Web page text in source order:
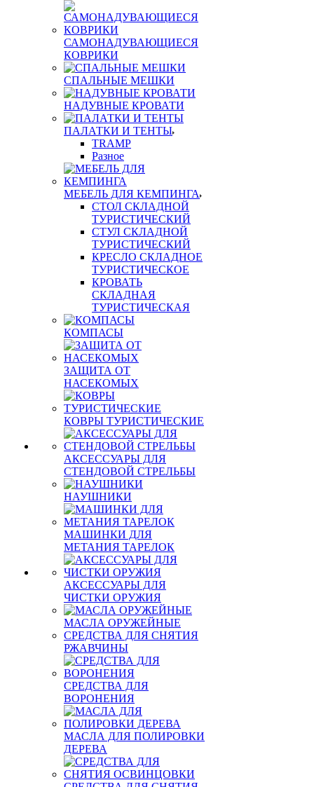
САМОНАДУВАЮЩИЕСЯ
КОВРИКИ
СПАЛЬНЫЕ МЕШКИ
НАДУВНЫЕ КРОВАТИ
ПАЛАТКИ И ТЕНТЫ
TRAMP
Разное
МЕБЕЛЬ ДЛЯ КЕМПИНГА
СТОЛ СКЛАДНОЙ
ТУРИСТИЧЕСКИЙ
СТУЛ СКЛАДНОЙ
ТУРИСТИЧЕСКИЙ
КРЕСЛО СКЛАДНОЕ
ТУРИСТИЧЕСКОЕ
КРОВАТЬ
СКЛАДНАЯ
ТУРИСТИЧЕСКАЯ
КОМПАСЫ
ЗАЩИТА ОТ
НАСЕКОМЫХ
КОВРЫ ТУРИСТИЧЕСКИЕ
АКСЕССУАРЫ ДЛЯ
СТЕНДОВОЙ СТРЕЛЬБЫ
НАУШНИКИ
МАШИНКИ ДЛЯ
МЕТАНИЯ ТАРЕЛОК
АКСЕССУАРЫ ДЛЯ
ЧИСТКИ ОРУЖИЯ
МАСЛА ОРУЖЕЙНЫЕ
СРЕДСТВА ДЛЯ СНЯТИЯ
РЖАВЧИНЫ
СРЕДСТВА ДЛЯ
ВОРОНЕНИЯ
МАСЛА ДЛЯ ПОЛИРОВКИ
ДЕРЕВА